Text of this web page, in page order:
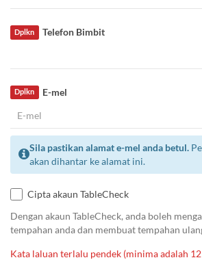
Telefon Bimbit
Dplkn
E-mel
Dplkn
Sila pastikan alamat e-mel anda betul.
akan dihantar ke alamat ini.
Cipta akaun TableCheck
Dengan akaun TableCheck, anda boleh
tempahan anda dan membuat tempahan
Kata laluan terlalu pendek (minima adalah